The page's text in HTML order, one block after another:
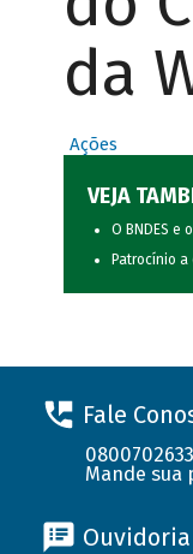
da
Ações
VEJA
O BNDES e
Patrocínio
Fale
Mande sua
Ouvidoria